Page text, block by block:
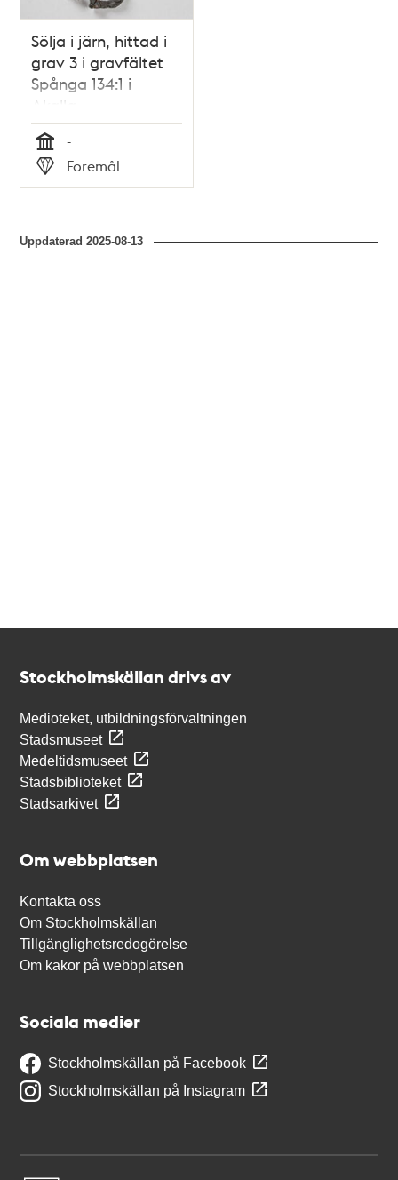
Sölja i järn, hittad i
grav 3 i gravfältet
Spånga 134:1 i
Akalla.
Tid
-
Typ
Föremål
Uppdaterad2025-08-13
Stockholmskällan drivs av
Medioteket, utbildningsförvaltningen
Stadsmuseet
Medeltidsmuseet
Stadsbiblioteket
Stadsarkivet
Om webbplatsen
Kontakta oss
Om Stockholmskällan
Tillgänglighetsredogörelse
Om kakor på webbplatsen
Sociala medier
Stockholmskällan på Facebook
Stockholmskällan på Instagram